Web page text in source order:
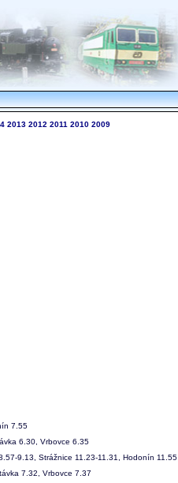
2013 2012 2011 2010 2009
7.55
6.30, Vrbovce 6.35
9.13, Strážnice 11.23-11.31, Hodonín 11.55
7.32, Vrbovce 7.37